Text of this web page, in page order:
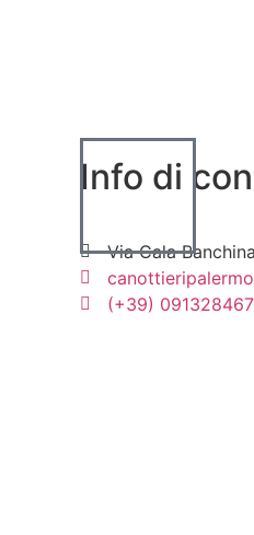
Info di
Via Cala
(+39) 091328467